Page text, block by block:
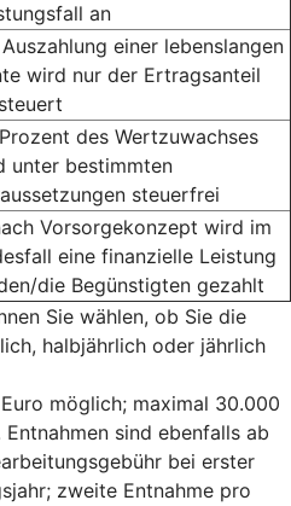
an
einer lebenslangen
wird nur der Ertragsanteil
des Wertzuwachses
unter bestimmten
steuerfrei
Vorsorgekonzept wird im
eine finanzielle Leistung
die Begünstigten gezahlt
Sie wählen, ob Sie die
halbjährlich oder jährlich
mög­lich; ma­xi­mal 30.000
sind eben­falls ab
bei erster
zweite Entnahme pro